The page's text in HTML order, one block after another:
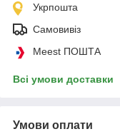
Укрпошта
Самовивіз
Meest ПОШТА
Всі умови доставки
Умови оплати